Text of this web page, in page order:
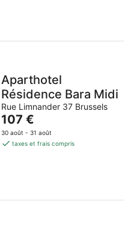
nuit
Aparthotel
Résidence Bara Midi
Rue Limnander 37 Brussels
Le
prix
est
107 €
30 août - 31 août
taxes et frais compris